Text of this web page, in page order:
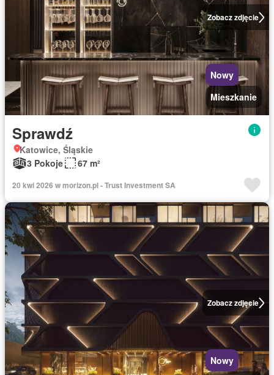
Zobacz zdjęcie
Nowy
Mieszkanie
Sprawdź
Katowice, Śląskie
3 Pokoje
67 m²
20 kwi 2026 w morizon.pl - Trust Investment SA
Zobacz zdjęcie
Nowy